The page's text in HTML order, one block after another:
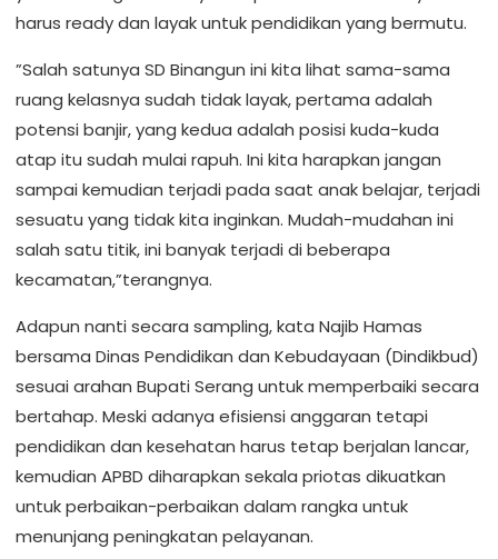
harus ready dan layak untuk pendidikan yang bermutu.
”Salah satunya SD Binangun ini kita lihat sama-sama
ruang kelasnya sudah tidak layak, pertama adalah
potensi banjir, yang kedua adalah posisi kuda-kuda
atap itu sudah mulai rapuh. Ini kita harapkan jangan
sampai kemudian terjadi pada saat anak belajar, terjadi
sesuatu yang tidak kita inginkan. Mudah-mudahan ini
salah satu titik, ini banyak terjadi di beberapa
kecamatan,”terangnya.
Adapun nanti secara sampling, kata Najib Hamas
bersama Dinas Pendidikan dan Kebudayaan (Dindikbud)
sesuai arahan Bupati Serang untuk memperbaiki secara
bertahap. Meski adanya efisiensi anggaran tetapi
pendidikan dan kesehatan harus tetap berjalan lancar,
kemudian APBD diharapkan sekala priotas dikuatkan
untuk perbaikan-perbaikan dalam rangka untuk
menunjang peningkatan pelayanan.